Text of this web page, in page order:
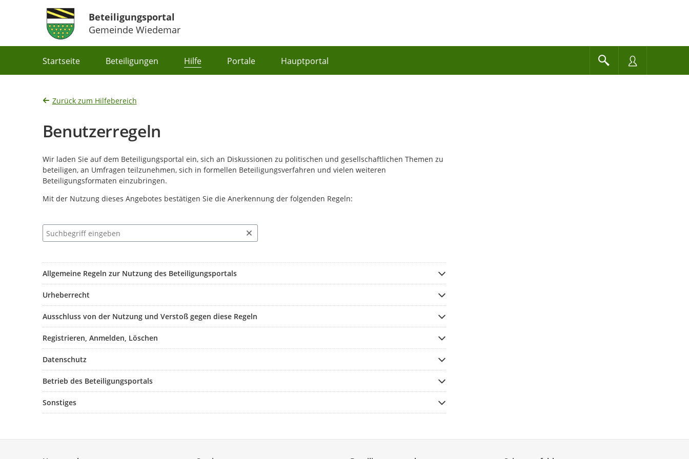
Beteiligungsportal
Gemeinde Wiedemar
Startseite Beteiligungen Hilfe Portale Hauptportal
Zurück zum Hilfebereich
Benutzerregeln
Wir laden Sie auf dem Beteiligungsportal ein, sich an Diskussionen zu politischen und gesellschaftlichen Themen zu
beteiligen, an Umfragen teilzunehmen, sich in formellen Beteiligungsverfahren und vielen weiteren
Beteiligungsformaten einzubringen.
Mit der Nutzung dieses Angebotes bestätigen Sie die Anerkennung der folgenden Regeln:
Suchbegriff eingeben
Allgemeine Regeln zur Nutzung des Beteiligungsportals
Urheberrecht
Ausschluss von der Nutzung und Verstoß gegen diese Regeln
Registrieren, Anmelden, Löschen
Datenschutz
Betrieb des Beteiligungsportals
Sonstiges